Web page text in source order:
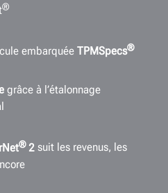
®
embarquée TPMSpecs®
grâce à l’étalonnage
®2 suit les revenus, les